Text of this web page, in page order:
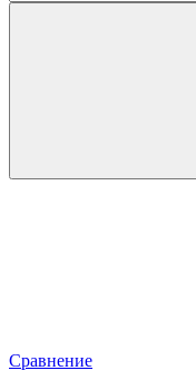
Сравнение